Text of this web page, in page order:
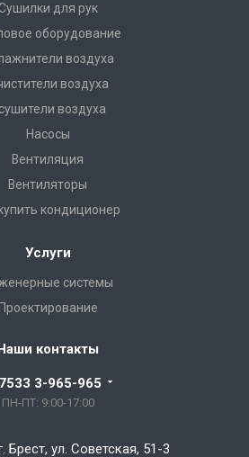
для рук
оборудование
воздуха
воздуха
воздуха
Насосы
Вентиляция
Вентиляторы
кондиционер
Услуги
системы
Проектирование
Наши контакты
3-965-965
ПН-ПТ: 9:00-17:00
Брест, ул. Советская, 51-3